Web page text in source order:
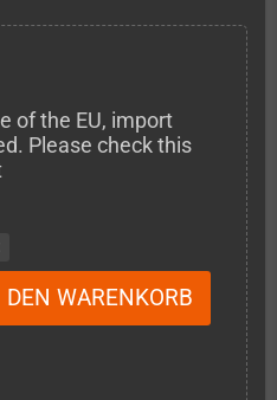
of the EU, import
Please check this
DEN WARENKORB